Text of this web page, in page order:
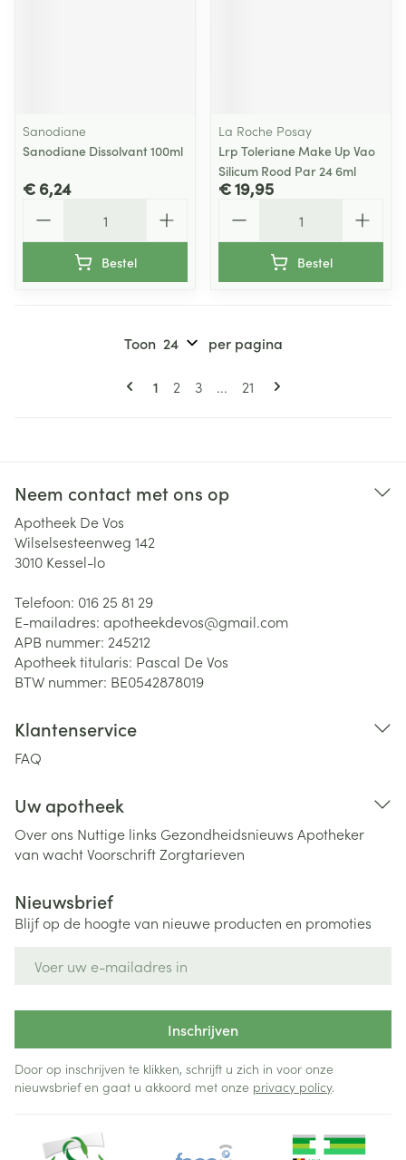
Sanodiane
Sanodiane Dissolvant 100ml
€ 6,24
Bestel
La Roche Posay
Lrp Toleriane Make Up Vao
Silicum Rood Par 24 6ml
€ 19,95
Bestel
Pagina's
U lees momenteel pagina
1 Pagina
2 Pagina
3 ... Pagina
21
Toon per pagina
Neem contact met ons op
Apotheek De Vos
Wilselsesteenweg 142
3010 Kessel-lo
Telefoon: 016 25 81 29
E-mailadres: apotheekdevos@gmail.com
APB nummer: 245212
Apotheek titularis: Pascal De Vos
BTW nummer: BE0542878019
Klantenservice
FAQ
Uw apotheek
Over ons Nuttige links Gezondheidsnieuws Apotheker
van wachtVoorschriftZorgtarieven
Nieuwsbrief
Blijf op de hoogte van nieuwe producten en promoties
Inschrijven
Door op inschrijven te klikken, schrijft u zich in voor onze
nieuwsbrief en gaat u akkoord met onze privacy policy.